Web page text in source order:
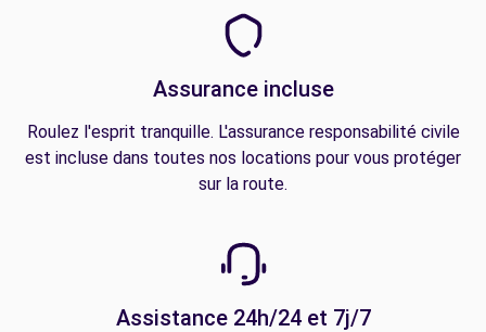
Assurance incluse
Roulez l'esprit tranquille. L'assurance responsabilité civile
est incluse dans toutes nos locations pour vous protéger
sur la route.
Assistance 24h/24 et 7j/7